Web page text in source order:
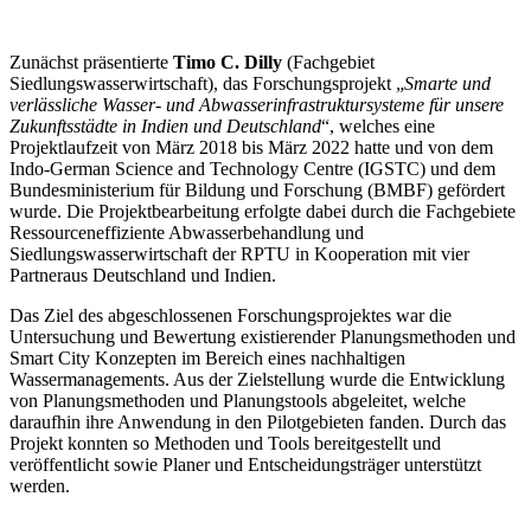
Zunächst präsentierte Timo C. Dilly (Fachgebiet
Siedlungswasserwirtschaft), das Forschungsprojekt „Smarte und
verlässliche Wasser- und Abwasserinfrastruktursysteme für unsere
Zukunftsstädte in Indien und Deutschland“, welches eine
Projektlaufzeit von März 2018 bis März 2022 hatte und von dem
Indo-German Science and Technology Centre (IGSTC) und dem
Bundesministerium für Bildung und Forschung (BMBF) gefördert
wurde. Die Projektbearbeitung erfolgte dabei durch die Fachgebiete
Ressourceneffiziente Abwasserbehandlung und
Siedlungswasserwirtschaft der RPTU in Kooperation mit vier
Partneraus Deutschland und Indien.
Das Ziel des abgeschlossenen Forschungsprojektes war die
Untersuchung und Bewertung existierender Planungsmethoden und
Smart City Konzepten im Bereich eines nachhaltigen
Wassermanagements. Aus der Zielstellung wurde die Entwicklung
von Planungsmethoden und Planungstools abgeleitet, welche
daraufhin ihre Anwendung in den Pilotgebieten fanden. Durch das
Projekt konnten so Methoden und Tools bereitgestellt und
veröffentlicht sowie Planer und Entscheidungsträger unterstützt
werden.